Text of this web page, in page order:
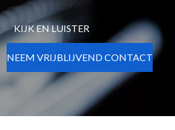
KIJK EN LUISTER
NEEM VRIJBLIJVEND CONTACT